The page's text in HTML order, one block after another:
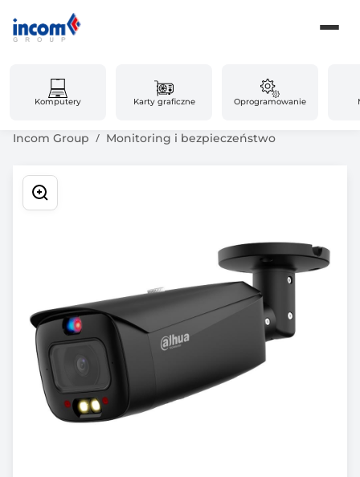
Komputery Karty graficzne Oprogramowanie
Incom Group Monitoring i bezpieczeństwo